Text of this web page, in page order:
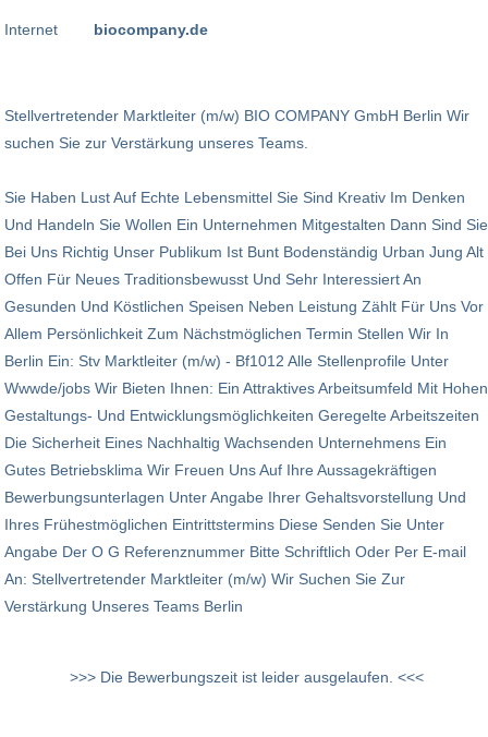
Internet biocompany.de
Stellvertretender Marktleiter (m/w) BIO COMPANY GmbH Berlin Wir
suchen Sie zur Verstärkung unseres Teams.
Sie Haben Lust Auf Echte Lebensmittel Sie Sind Kreativ Im Denken
Und Handeln Sie Wollen Ein Unternehmen Mitgestalten Dann Sind Sie
Bei Uns Richtig Unser Publikum Ist Bunt Bodenständig Urban Jung Alt
Offen Für Neues Traditionsbewusst Und Sehr Interessiert An
Gesunden Und Köstlichen Speisen Neben Leistung Zählt Für Uns Vor
Allem Persönlichkeit Zum Nächstmöglichen Termin Stellen Wir In
Berlin Ein: Stv Marktleiter (m/w) - Bf1012 Alle Stellenprofile Unter
Wwwde/jobs Wir Bieten Ihnen: Ein Attraktives Arbeitsumfeld Mit Hohen
Gestaltungs- Und Entwicklungsmöglichkeiten Geregelte Arbeitszeiten
Die Sicherheit Eines Nachhaltig Wachsenden Unternehmens Ein
Gutes Betriebsklima Wir Freuen Uns Auf Ihre Aussagekräftigen
Bewerbungsunterlagen Unter Angabe Ihrer Gehaltsvorstellung Und
Ihres Frühestmöglichen Eintrittstermins Diese Senden Sie Unter
Angabe Der O G Referenznummer Bitte Schriftlich Oder Per E-mail
An: Stellvertretender Marktleiter (m/w) Wir Suchen Sie Zur
Verstärkung Unseres Teams Berlin
>>> Die Bewerbungszeit ist leider ausgelaufen. <<<